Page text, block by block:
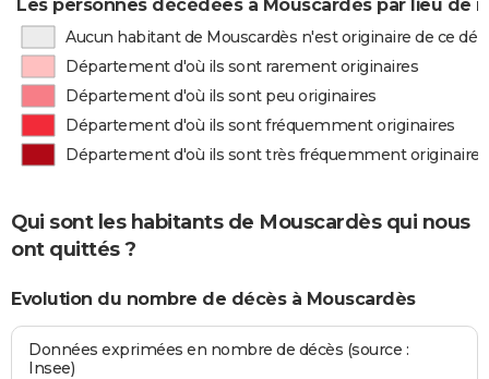
Les personnes décédées à Mouscardès par lieu de
Aucun habitant de Mouscardès n'est originaire de ce
Département d'où ils sont rarement originaires
Département d'où ils sont peu originaires
Département d'où ils sont fréquemment originaires
Département d'où ils sont très fréquemment originaires
Qui sont les habitants de Mouscardès qui nous
ont quittés ?
Evolution du nombre de décès à Mouscardès
Données exprimées en nombre de décès (source :
Insee)